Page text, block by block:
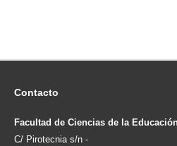
Contacto
Facultad de Ciencias de la
C/ Pirotecnia s/n -